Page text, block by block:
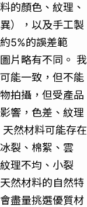
的顏色、紋理、
），以及手工製
5%的誤差範
片略有不同。 我
能一致，但不能
拍攝，但受產品
響，色差、紋理
然材料可能存在
裂、棉絮、雲
理不均、小裂
然材料的自然特
盡量挑選優質材